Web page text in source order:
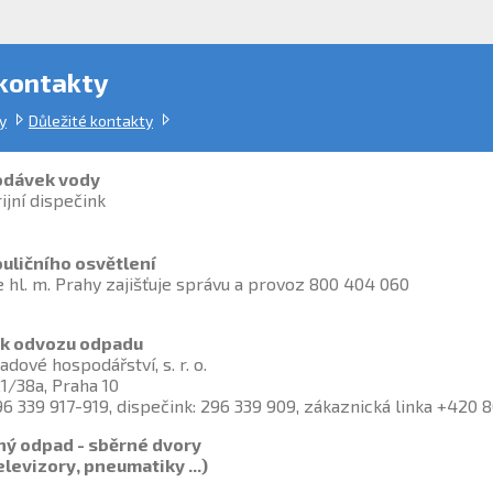
Důležité kontakty
vody
dispečink
osvětlení
hl. m. Prahy zajišťuje správu a provoz 800 404 060
odvozu odpadu
hospodářství, s. r. o.
38a, Praha 10
339 917-919, dispečink: 296 339 909, zákaznická linka +420
odpad - sběrné dvory
pneumatiky ...)